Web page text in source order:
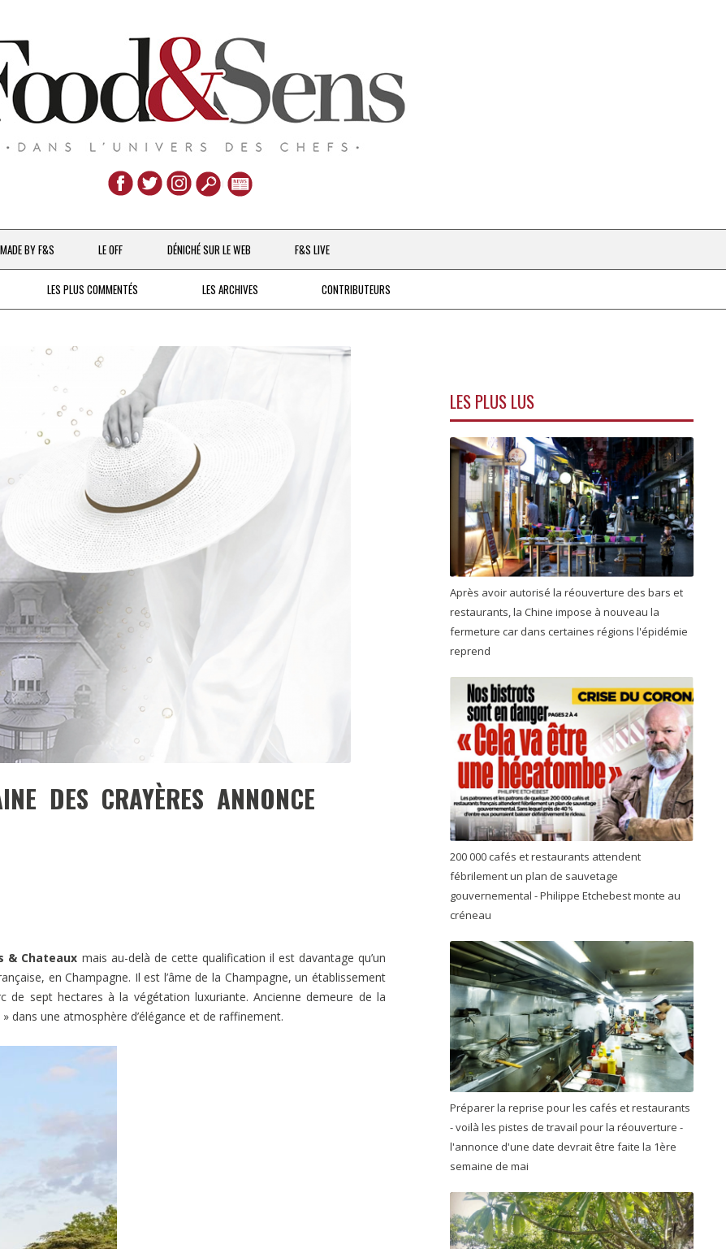
Aller
au
contenu
MADE BY F&S
CHEFS & ACTUALITÉS
À LA PETITE CUILLÈRE
DESTIN DE FEMME
V…DE VOYAGE
LE OFF DÉNICHÉ SUR LE WEB F&S LIVE
LES PLUS COMMENTÉS LES ARCHIVES
DEPUIS 2016
CONTRIBUTEURS
DES CRAYÈRES ANNONCE
& Chateaux mais au-delà de cette qualification il est davantage qu’un
en Champagne. Il est l’âme de la Champagne, un établissement
sept hectares à la végétation luxuriante. Ancienne demeure de la
dans une atmosphère d’élégance et de raffinement.
LES PLUS LUS
Après avoir autorisé la réouverture des bars et
restaurants, la Chine impose à nouveau la
fermeture car dans certaines régions l'épidémie
reprend
200 000 cafés et restaurants attendent
fébrilement un plan de sauvetage
gouvernemental - Philippe Etchebest monte au
créneau
Préparer la reprise pour les cafés et restaurants
- voilà les pistes de travail pour la réouverture -
l'annonce d'une date devrait être faite la 1ère
semaine de mai